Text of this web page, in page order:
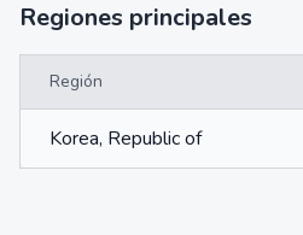
Regiones principales
Región
Korea, Republic of